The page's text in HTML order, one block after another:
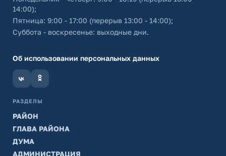
14:00);
Пятница: 9:00 - 17:00 (перерыв 13:00 - 14:00);
Суббота - воскресенье: выходные дни.
Об использовании персональных данных
РАЗДЕЛЫ
РАЙОН
ГЛАВА РАЙОНА
ДУМА
АДМИНИСТРАЦИЯ